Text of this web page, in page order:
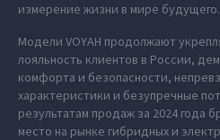
измерение жизни в мире будущего.
Модели VOYAH продолжают
лояльность клиентов в России,
комфорта и безопасности,
характеристики и безупречные
результатам продаж за 2024 года
место на рынке гибридных и